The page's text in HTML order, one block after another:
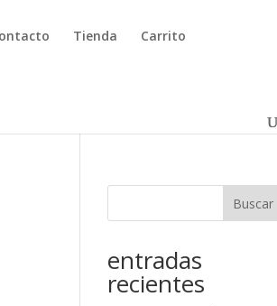
Tienda Carrito
Buscar
entradas
recientes